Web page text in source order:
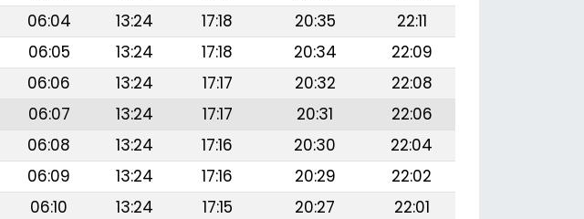
06:04 13:24 17:18 20:35
22:11
06:05 13:24 17:18 20:34
22:09
06:06 13:24 17:17 20:32
22:08
06:07 13:24 17:17 20:31
22:06
06:08 13:24 17:16 20:30
22:04
06:09 13:24 17:16 20:29
22:02
06:10 13:24 17:15 20:27
22:01